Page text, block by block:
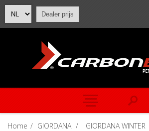
Dealer prijs
Home / GIORDANA / GIORDANA WINTER